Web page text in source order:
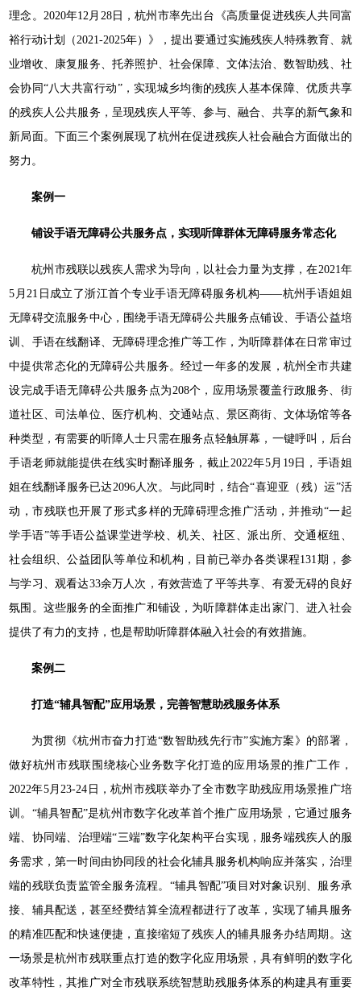
理念。2020年12月28日，杭州市率先出台《高质量促进残疾人共同富
裕行动计划（2021-2025年）》，提出要通过实施残疾人特殊教育、就
业增收、康复服务、托养照护、社会保障、文体法治、数智助残、社
会协同“八大共富行动”，实现城乡均衡的残疾人基本保障、优质共享
的残疾人公共服务，呈现残疾人平等、参与、融合、共享的新气象和
新局面。下面三个案例展现了杭州在促进残疾人社会融合方面做出的
努力。
案例一
铺设手语无障碍公共服务点，实现听障群体无障碍服务常态化
杭州市残联以残疾人需求为导向，以社会力量为支撑，在2021年
5月21日成立了浙江首个专业手语无障碍服务机构——杭州手语姐姐
无障碍交流服务中心，围绕手语无障碍公共服务点铺设、手语公益培
训、手语在线翻译、无障碍理念推广等工作，为听障群体在日常审过
中提供常态化的无障碍公共服务。经过一年多的发展，杭州全市共建
设完成手语无障碍公共服务点为208个，应用场景覆盖行政服务、街
道社区、司法单位、医疗机构、交通站点、景区商街、文体场馆等各
种类型，有需要的听障人士只需在服务点轻触屏幕，一键呼叫，后台
手语老师就能提供在线实时翻译服务，截止2022年5月19日，手语姐
姐在线翻译服务已达2096人次。与此同时，结合“喜迎亚（残）运”活
动，市残联也开展了形式多样的无障碍理念推广活动，并推动“一起
学手语”等手语公益课堂进学校、机关、社区、派出所、交通枢纽、
社会组织、公益团队等单位和机构，目前已举办各类课程131期，参
与学习、观看达33余万人次，有效营造了平等共享、有爱无碍的良好
氛围。这些服务的全面推广和铺设，为听障群体走出家门、进入社会
提供了有力的支持，也是帮助听障群体融入社会的有效措施。
案例二
打造“辅具智配”应用场景，完善智慧助残服务体系
为贯彻《杭州市奋力打造“数智助残先行市”实施方案》的部署，
做好杭州市残联围绕核心业务数字化打造的应用场景的推广工作，
2022年5月23-24日，杭州市残联举办了全市数字助残应用场景推广培
训。“辅具智配”是杭州市数字化改革首个推广应用场景，它通过服务
端、协同端、治理端“三端”数字化架构平台实现，服务端残疾人的服
务需求，第一时间由协同段的社会化辅具服务机构响应并落实，治理
端的残联负责监管全服务流程。“辅具智配”项目对对象识别、服务承
接、辅具配送，甚至经费结算全流程都进行了改革，实现了辅具服务
的精准匹配和快速便捷，直接缩短了残疾人的辅具服务办结周期。这
一场景是杭州市残联重点打造的数字化应用场景，具有鲜明的数字化
改革特性，其推广对全市残联系统智慧助残服务体系的构建具有重要